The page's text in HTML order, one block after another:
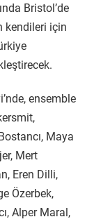
Bristol’de
kendileri için
ensemble
Maya
Mert
Eren Dilli,
Özerbek,
Alper Maral,